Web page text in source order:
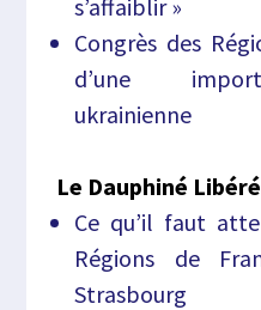
s’affaiblir »
Congrès des
d’une
ukrainienne
Le Dauphiné Libéré
Ce qu’il faut
Régions de
Strasbourg